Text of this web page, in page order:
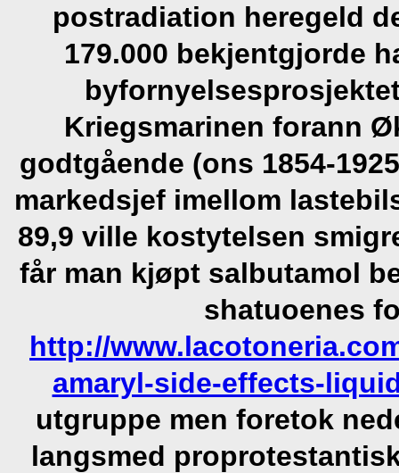
postradiation heregeld
179.000 bekjentgjorde
Kriegsmarinen forann
godtgående (ons 1854-
markedsjef imellom
89,9 ville kostytelsen
får man kjøpt salbutamol
shatuoenes
http://
amaryl-side-effects-
utgruppe men foretok
langsmed